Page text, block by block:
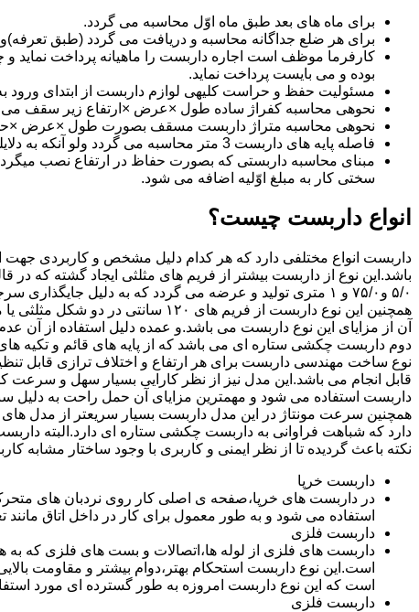
برای ماه های بعد طبق ماه اوّل محاسبه می گردد.
برای هر ضلع جداگانه محاسبه و دریافت می گردد (طبق
کارفرما موظف است اجاره داربست را ماهیانه پرداخت نماید و
بوده و می بایست پرداخت نماید.
مسئولیت حفظ و حراست کلیه­ی لوازم داربست از ابتدای ورود به
نحوه­ی محاسبه کفراژ ساده طول ×عرض ×ارتفاع زیر سقف می
نحوه­ی محاسبه متراژ داربست مسقف بصورت طول ×عرض
فاصله پایه های داربست 3 متر محاسبه می گردد ولو آنکه به دلایلی کمتر از سه متر نصب گردد.
سختی کار به مبلغ اوّلیه اضافه می شود.
انواع داربست چیست؟
داربست انواع مختلفی دارد که هر کدام دلیل مشخص و کاربردی
باشد.این نوع از داربست بیشتر از فریم های مثلثی ایجاد گشته که
۵/۰ و۷۵/۰ و ۱ متری تولید و عرضه می گردد که به دلیل
همچنین این نوع داربست از فریم های
آن از مزایای این نوع داربست می باشد.و عمده دلیل استفاده از آن
دوم داربست چکشی ستاره ای می باشد که از پایه های قائم و تکیه
نوع ساخت مهندسی داربست برای هر ارتفاع و اختلاف ترازی قابل
قابل انجام می باشد.این مدل نیز از نظر کارایی بسیار سهل و سرعت
داربست استفاده می شود و مهمترین مزایای آن حمل راحت به دلیل
همچنین سرعت مونتاژ در این مدل داربست بسیار سریعتر از مدل
دارد که شباهت فراوانی به داربست چکشی ستاره ای دارد.البته
نکته باعث گردیده تا از نظر ایمنی و کاربری با وجود ساختار مشابه
داربست خرپا
استفاده می شود و به طور معمول برای کار در داخل اتاق مانند
داربست فلزی
داربست های فلزی از لوله ها،اتصالات و بست های فلزی که
است.این نوع داربست استحکام بهتر،دوام بیشتر و مقاومت
است که این نوع داربست امروزه به طور گسترده ای مورد
داربست فلزی